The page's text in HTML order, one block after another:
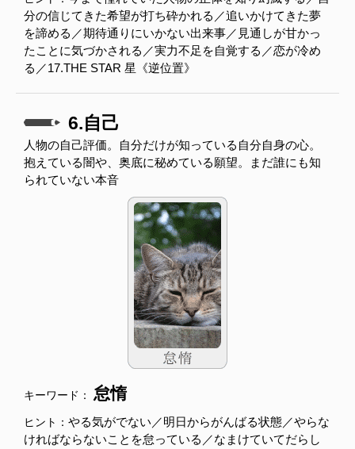
分の信じてきた希望が打ち砕かれる／追いかけてきた夢
を諦める／期待通りにいかない出来事／見通しが甘かっ
たことに気づかされる／実力不足を自覚する／恋が冷め
る／17.THE STAR 星《逆位置》
6.自己
人物の自己評価。自分だけが知っている自分自身の心。
抱えている闇や、奥底に秘めている願望。まだ誰にも知
られていない本音
キーワード： 怠惰
ヒント： やる気がでない／明日からがんばる状態／やらな
ければならないことを怠っている／なまけていてだらし